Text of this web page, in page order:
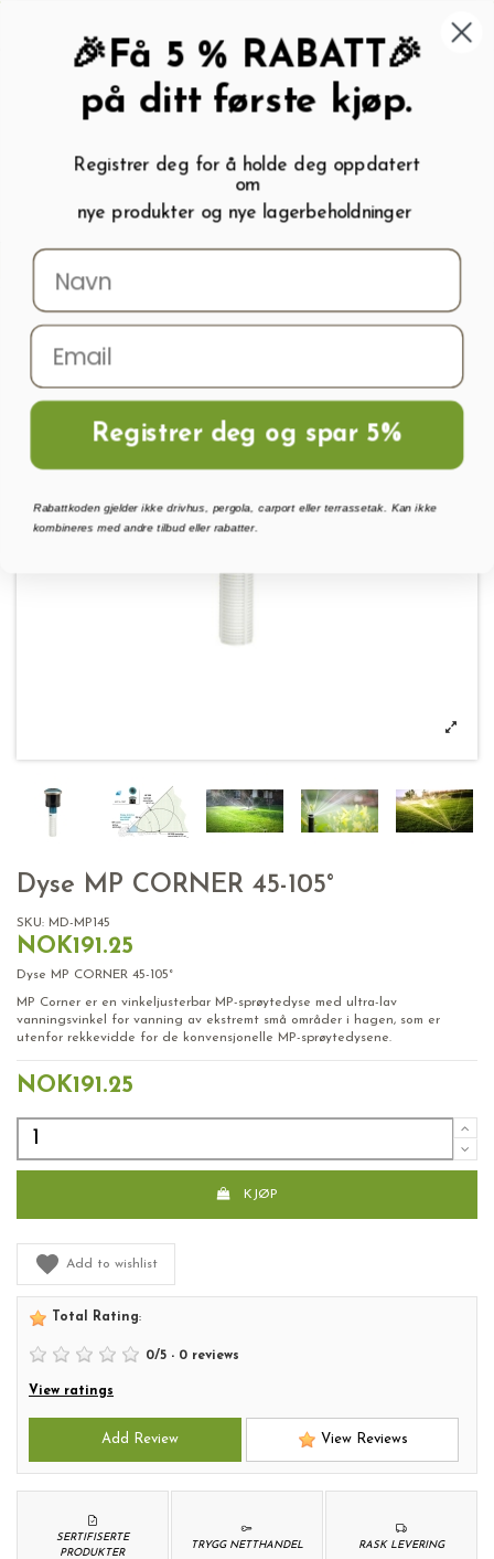
My wishlist ( 0
Menu Søk Logg inn Handlevogn
Hjem
Dyse MP CORNER 45-105°
SKU: MD-MP145
NOK191.25
Dyse MP CORNER 45-105°
MP Corner er en vinkeljusterbar MP-sprøytedyse med ultra-lav
vanningsvinkel for vanning av ekstremt små områder i hagen, som er
utenfor rekkevidde for de konvensjonelle MP-sprøytedysene.
NOK191.25
KJØP
Add to wishlist
Total Rating:
0/5 - 0 reviews
View ratings
Add Review View Reviews
RASK LEVERING
TRYGG NETTHANDEL
SERTIFISERTE
PRODUKTER
🎉Få 5 % RABATT🎉
på ditt første kjøp.
Registrer deg for å holde deg oppdatert
om
nye produkter og nye lagerbeholdninger
Registrer deg og spar 5%
Rabattkoden gjelder ikke drivhus, pergola, carport eller terrassetak. Kan ikke
kombineres med andre tilbud eller rabatter.